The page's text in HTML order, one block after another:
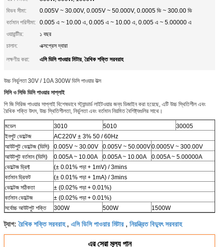
বিভব সীমা:
0.005V ~ 30.00V, 0.005V ~ 50.000V, 0.0005 ভি ~ 300.00 ভি
বর্তমান পরিসীমা: 0.005 এ ~ 10.00 এ, 0.005 এ ~ 10.00 এ, 0.005 এ ~ 5.00000 এ
ওয়ারান্টীর:
১ বছর
চালান:
এক্সপ্রেস দ্বারা
লক্ষণীয় করা:
এসি ডিসি পাওয়ার মিটার,রৈখিক শক্তি সরবরাহ
উচ্চ নির্ভুলতা 30V / 10A 300W ডিসি পাওয়ার উত্স
সিসি ও সিভি ডিসি পাওয়ার সাপ্লাই
পি জি সিরিজ পাওয়ার সাপ্লাই বিশেষভাবে স্ট্যান্ডার্ড লাইটওয়ার জন্য ডিজাইন করা হয়েছে, এটি উচ্চ স্থিতিশীল এবং
রৈখিক শক্তি উৎস, উচ্চ স্থিতিশীলতা, নির্ভুলতা এবং বর্তমান নিয়মিত বৈশিষ্ট্যগুলির সাথে।
মডেল 3010 5010
30005
ইনপুট ভোল্টেজ
AC220V ± 3% 50 / 60Hz
আউটপুট ভোল্টেজ (ডিসি)
0.005V ~ 30.00V 0.005V ~ 50.000V0.0005V ~ 300.00V
আউটপুট বর্তমান (ডিসি)
0.005A ~ 10.00A 0.005A ~ 10.00A
0.005A ~ 5.00000A
ভোল্টেজ ড্রিফ্ট
(± 0.01% পড়া + 1mV) / 3mins
বর্তমান ড্রিফট
(± 0.01% পড়া + 1mA) / 3mins
ভোল্টেজ সঠিকতা
± (0.02% পড়া + 0.01%)
বর্তমান ভোল্টেজ
± (0.02% পড়া + 0.01%)
সর্বোচ্চ আউটপুট শক্তি
300W 500W 1500W
ট্যাগ:রৈখিক শক্তি সরবরাহ, এসি ডিসি পাওয়ার মিটার , নিয়ন্ত্রিত বিদ্যুৎ সরবরাহ
এর সেরা মূল্য পান